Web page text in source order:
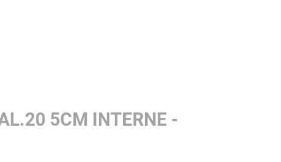
5CM INTERNE -